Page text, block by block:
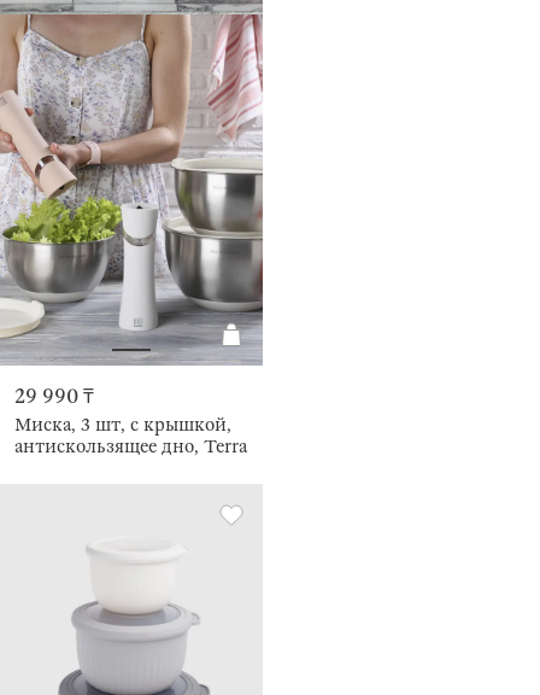
29 990 ₸
Миска, 3 шт, с крышкой,
антискользящее дно, Terra